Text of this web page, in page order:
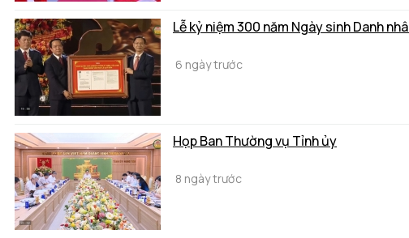
Lễ kỷ niệm 300 năm Ngày sinh Danh
6 ngày trước
Họp Ban Thường vụ Tỉnh ủy
8 ngày trước